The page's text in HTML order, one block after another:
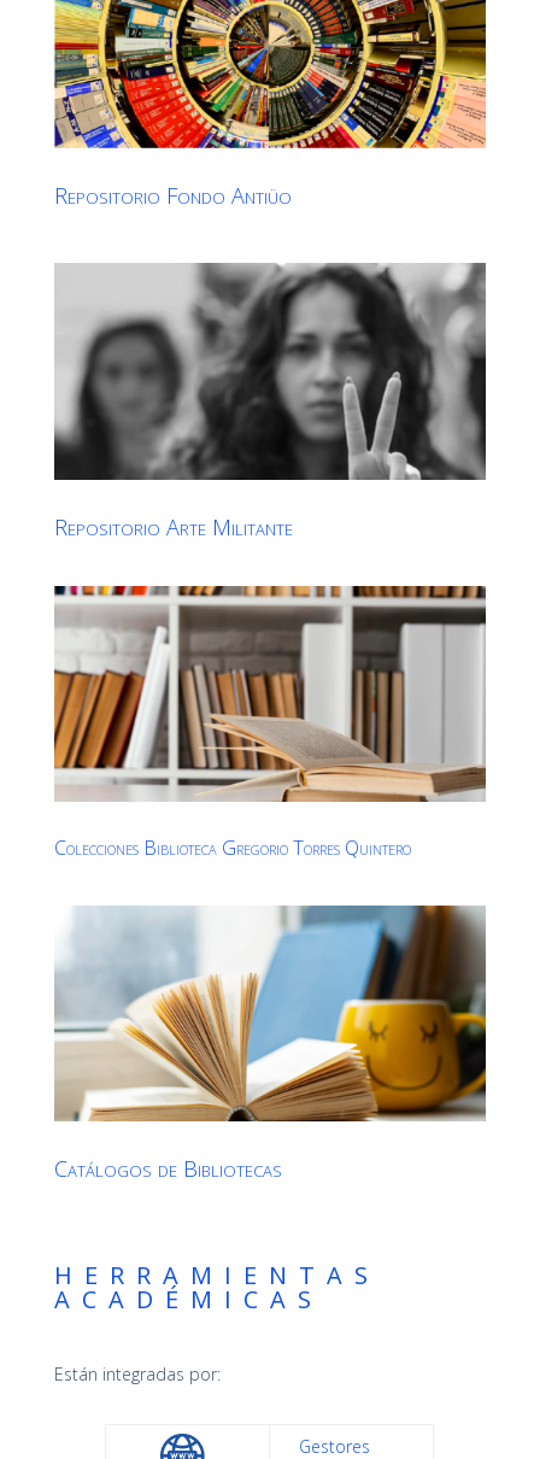
Repositorio Fondo Antiüo
Repositorio Arte Militante
Colecciones Biblioteca Gregorio Torres Quintero
Catálogos de Bibliotecas
HERRAMIENTAS
ACADÉMICAS
Están integradas por:
Gestores